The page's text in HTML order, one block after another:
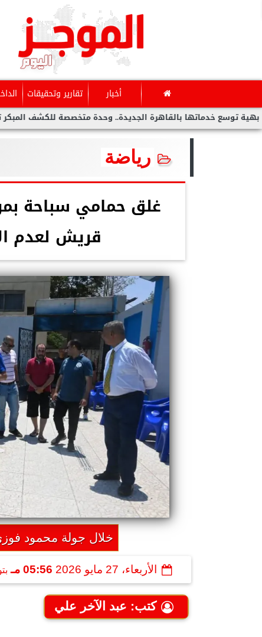
أخبار تقارير وتحقيقات
خدماتها بالقاهرة الجديدة.. وحدة متخصصة للكشف المبكر تدعم صحة
رياضة
غلق حمامي سباحة
قريش لعدم
خلال جولة محمود
الأربعاء، 27 مايو 2026 05:56 مـ
كتب: عبد الآخر علي